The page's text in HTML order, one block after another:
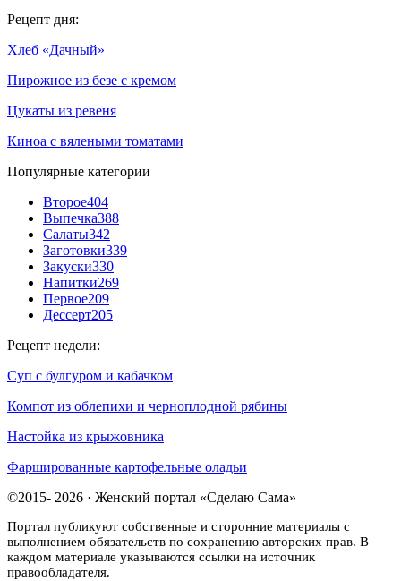
Рецепт дня:
Хлеб «Дачный»
Пирожное из безе с кремом
Цукаты из ревеня
Киноа с вялеными томатами
Популярные категории
Второе404
Выпечка388
Салаты342
Заготовки339
Закуски330
Напитки269
Первое209
Дессерт205
Рецепт недели:
Суп с булгуром и кабачком
Компот из облепихи и черноплодной рябины
Настойка из крыжовника
Фаршированные картофельные оладьи
©2015- 2026 · Женский портал «Сделаю Сама»
Портал публикуют собственные и сторонние материалы с
выполнением обязательств по сохранению авторских прав. В
каждом материале указываются ссылки на источник
правообладателя.